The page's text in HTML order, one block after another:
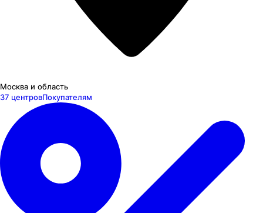
Москва и область
37 центровПокупателям